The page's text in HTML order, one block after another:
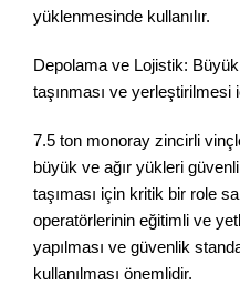
yüklenmesinde kullanılır.
Depolama ve Lojistik:
taşınması ve yerleştirilmesi
7.5 ton monoray zincirli
büyük ve ağır yükleri
taşıması için kritik bir role
operatörlerinin eğitimli ve
yapılması ve güvenlik
kullanılması önemlidir.